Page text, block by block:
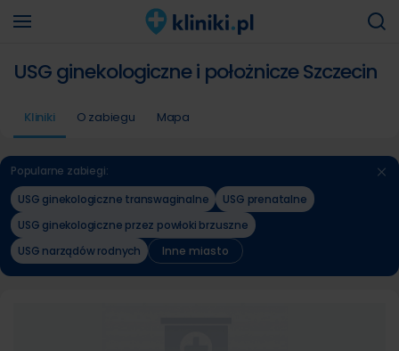
USG ginekologiczne i położnicze Szczecin
Kliniki O zabiegu Mapa
Popularne zabiegi:
USG ginekologiczne transwaginalne
USG prenatalne
USG ginekologiczne przez powłoki brzuszne
USG narządów rodnych
Inne miasto